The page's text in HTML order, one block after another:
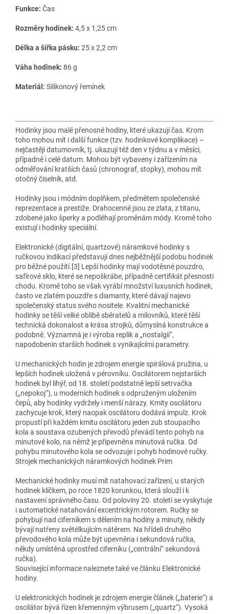
Funkce: Čas
Rozměry hodinek: 4,5 x 1,25 cm
Délka a šířka pásku: 25 x 2,2 cm
Váha hodinek: 86 g
Materiál: Silikonový řemínek
Hodinky jsou malé přenosné hodiny, které ukazují čas. Krom
toho mohou mít i další funkce (tzv. hodinkové komplikace) –
nejčastěji datumovník, tj. ukazují též den v týdnu a v měsíci,
případně i celé datum. Mohou být vybaveny i zařízením na
odměřování kratších časů (chronograf, stopky), mohou mít
otočný číselník, atd.
Hodinky jsou i módním doplňkem, předmětem společenské
reprezentace a prestiže. Drahocenné jsou ze zlata, z titanu,
zdobené jako šperky a podléhají proměnám módy. Kromě toho
existují i hodinky speciální.
Elektronické (digitální, quartzové) náramkové hodinky s
ručkovou indikací představují dnes nejběžnější podobu hodinek
pro běžné použití.[3] Lepší hodinky mají vodotěsné pouzdro,
safírové sklo, které se nepoškrábe, případně certifikát přesnosti
chodu. Kromě toho se však vyrábí množství luxusních hodinek,
často ve zlatém pouzdře s diamanty, které dávají najevo
společenský status svého nositele. Kvalitní mechanické
hodinky se těší velké oblibě sběratelů a milovníků, které těší
technická dokonalost a krása strojků, důmyslná konstrukce a
podobně. Významná je i výroba replik a „nostalgií“,
napodobenin starších hodinek s vynikajícími parametry.
U mechanických hodin je zdrojem energie spirálová pružina, u
lepších hodinek uložená v pérovníku. Oscilátorem nejstarších
hodinek byl lihýř, od 18. století podstatně lepší setrvačka
(„nepokoj“), u moderních hodinek s odpruženým uložením
čepů, aby hodinky vydržely i menší nárazy. Kmity oscilátoru
zachycuje krok, který naopak oscilátoru dodává impulz. Krok
propustí při každém kmitu oscilátoru jeden zub stoupacího
kola a soustava ozubených převodů převádí tento pohyb na
minutové kolo, na němž je připevněna minutová ručka. Od
pohybu minutového kola se odvozuje i pohyb hodinové ručky.
Strojek mechanických náramkových hodinek Prim
Mechanické hodinky musí mít natahovací zařízení, u starých
hodinek klíčkem, po roce 1820 korunkou, která slouží i k
nastavení správného času. Od poloviny 20. století se vyskytuje
i automatické natahování excentrickým rotorem. Ručky se
pohybují nad ciferníkem s dělením na hodiny a minuty, někdy
bývají natřeny světélkujícím nátěrem. Na hřídeli druhého
převodového kola může být upevněna i sekundová ručka,
někdy umístěná uprostřed ciferníku („centrální“ sekundová
ručka).
Související informace naleznete také ve článku Elektronické
hodiny.
U elektronických hodinek je zdrojem energie článek („baterie“) a
oscilátor bývá řízen křemenným výbrusem („quartz“). Vysoká